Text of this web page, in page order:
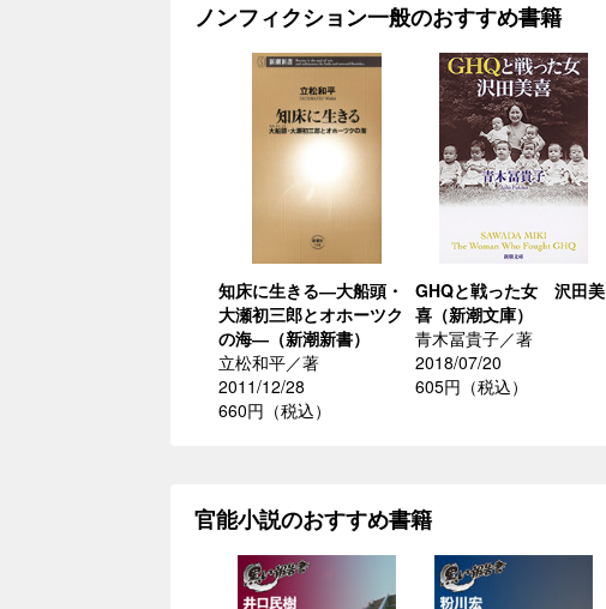
ノンフィクション一般のおすすめ書籍
知床に生きる―大船頭・
大瀬初三郎とオホーツク
の海―（新潮新書）
立松和平／著
2011/12/28
660円（税込）
GHQと戦った女 沢田美
喜（新潮文庫）
青木冨貴子／著
2018/07/20
605円（税込）
官能小説のおすすめ書籍